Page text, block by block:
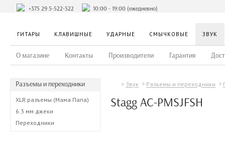
+375 29 5-522-522 10:00 - 19:00 (ежедневно)
ГИТАРЫ КЛАВИШНЫЕ УДАРНЫЕ СМЫЧКОВЫЕ ЗВУК
О магазине Контакты Производители Гарантия
Разъемы и переходники
XLR разъемы (Мама Папа)
6.3 мм джеки
Переходники
Звук Разъемы и переходники
Stagg AC-PMSJFSH